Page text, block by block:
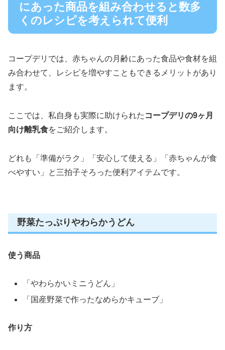
にあった商品を組み合わせると数多
くのレシピを考えられて便利
コープデリでは、赤ちゃんの月齢にあった食品や食材を組
み合わせて、レシピを増やすこともできるメリットがあり
ます。
ここでは、私自身も実際に助けられた コープデリの9ヶ月
向け離乳食をご紹介します。
どれも「準備がラク」「安心して使える」「赤ちゃんが食
べやすい」と三拍子そろった便利アイテムです。
野菜たっぷりやわらかうどん
使う商品
「やわらかいミニうどん」
「国産野菜で作ったなめらかキューブ」
作り方